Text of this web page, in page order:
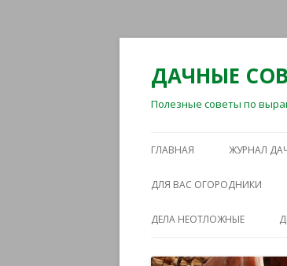
ДАЧНЫЕ
Полезные советы по
ГЛАВНАЯ ЖУРНАЛ
ДЛЯ ВАС ОГОРОДНИКИ
ДЕЛА НЕОТЛОЖНЫЕ